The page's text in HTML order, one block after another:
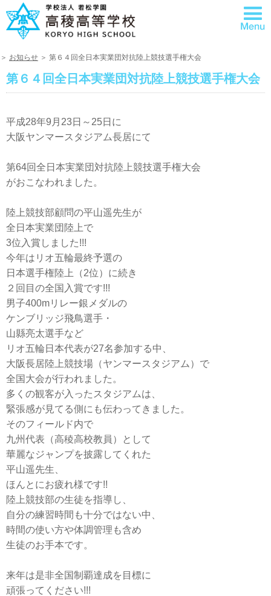
＞ お知らせ ＞ 第６４回全日本実業団対抗陸上競技選手権大会
第６４回全日本実業団対抗陸上競技選手権大会
平成28年9月23日～25日に
大阪ヤンマースタジアム長居にて
第64回全日本実業団対抗陸上競技選手権大会
がおこなわれました。
陸上競技部顧問の平山遥先生が
全日本実業団陸上で
3位入賞しました!!!
今年はリオ五輪最終予選の
日本選手権陸上（2位）に続き
２回目の全国入賞です!!!
男子400mリレー銀メダルの
ケンブリッジ飛鳥選手・
山縣亮太選手など
リオ五輪日本代表が27名参加する中、
大阪長居陸上競技場（ヤンマースタジアム）で
全国大会が行われました。
多くの観客が入ったスタジアムは、
緊張感が見てる側にも伝わってきました。
そのフィールド内で
九州代表（高稜高校教員）として
華麗なジャンプを披露してくれた
平山遥先生、
ほんとにお疲れ様です!!
陸上競技部の生徒を指導し、
自分の練習時間も十分ではない中、
時間の使い方や体調管理も含め
生徒のお手本です。
来年は是非全国制覇達成を目標に
頑張ってください!!!